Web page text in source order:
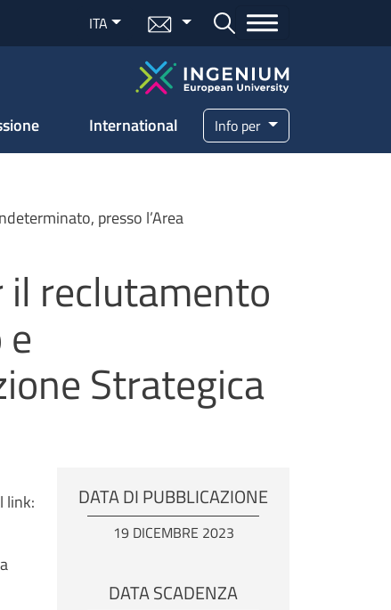
ITA Menu mail Bottone cerca
International Info per
presso l’Area
il reclutamento
Strategica
link:
DATA DI PUBBLICAZIONE
19 DICEMBRE 2023
DATA SCADENZA